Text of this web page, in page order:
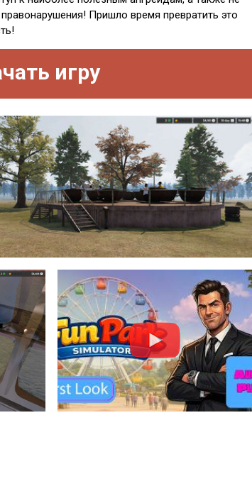
Пришло время превратить это
игру